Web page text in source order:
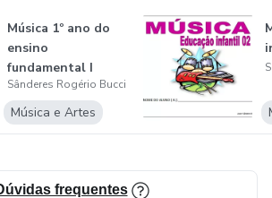
Música 1º ano do
ensino
fundamental I
Sânderes Rogério Bucci
Música e Artes
frequentes